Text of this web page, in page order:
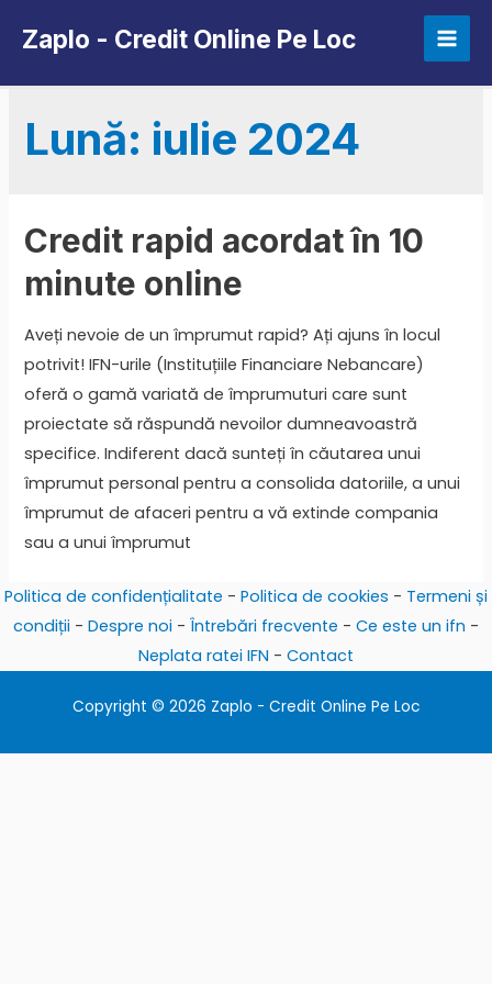
Zaplo - Credit Online Pe Loc
Lună: iulie 2024
Credit rapid acordat în 10
minute online
Aveți nevoie de un împrumut rapid? Ați ajuns în locul
potrivit! IFN-urile (Instituțiile Financiare Nebancare)
oferă o gamă variată de împrumuturi care sunt
proiectate să răspundă nevoilor dumneavoastră
specifice. Indiferent dacă sunteți în căutarea unui
împrumut personal pentru a consolida datoriile, a unui
împrumut de afaceri pentru a vă extinde compania
sau a unui împrumut
Politica de confidențialitate - Politica de cookies - Termeni și
condiții - Despre noi - Întrebări frecvente - Ce este un ifn -
Neplata ratei IFN - Contact
Copyright © 2026 Zaplo - Credit Online Pe Loc